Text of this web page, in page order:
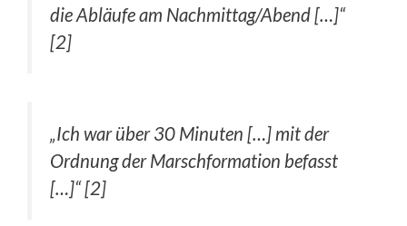
die Abläufe am Nachmittag/Abend […]“
[2]
„Ich war über 30 Minuten […] mit der
Ordnung der Marschformation befasst
[…]“ [2]